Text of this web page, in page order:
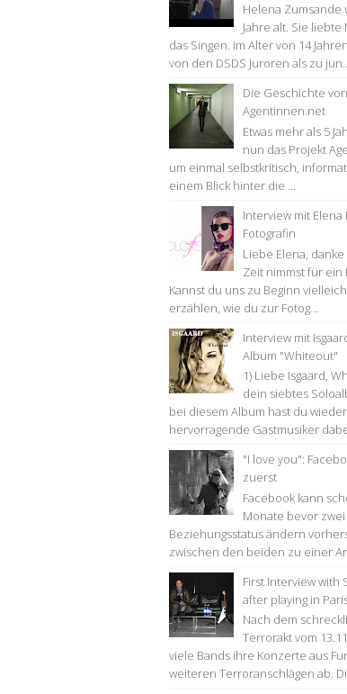
Helena Zumsande
Jahre alt. Sie liebte
das Singen. Im Alter von 14
von den DSDS Juroren als zu
Die Geschichte von
Agentinnen.net
Etwas mehr als 5
nun das Projekt
um einmal selbstkritisch,
einem Blick hinter die ...
Interview mit Elena
Fotografin
Liebe Elena,
Zeit nimmst für ein
Kannst du uns zu Beginn
erzählen, wie du zur Fotog...
Interview mit
Album "Whiteout"
1) Liebe Isgaard,
dein siebtes
bei diesem Album hast du wieder
hervorragende Gastmusiker
"I love you":
zuerst
Facebook kann
Monate bevor
Beziehungsstatus ändern
zwischen den beiden zu einer
First Interview with
after playing in
Nach dem
Terrorakt vom
viele Bands ihre Konzerte aus
weiteren Terroranschlägen ab.